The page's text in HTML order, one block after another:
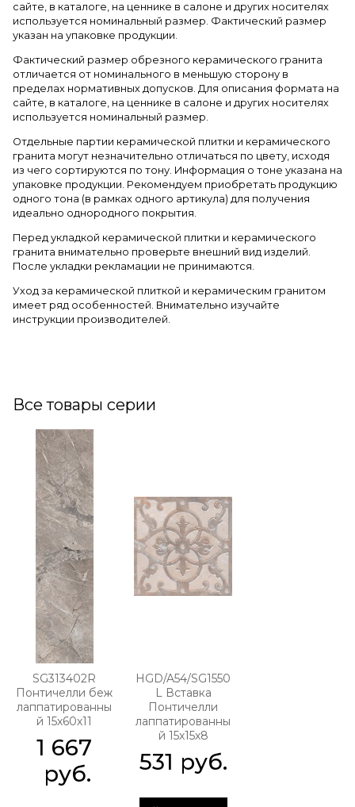
сайте, в каталоге, на ценнике в салоне и других носителях
используется номинальный размер. Фактический размер
указан на упаковке продукции.
Фактический размер обрезного керамического гранита
отличается от номинального в меньшую сторону в
пределах нормативных допусков. Для описания формата на
сайте, в каталоге, на ценнике в салоне и других носителях
используется номинальный размер.
Отдельные партии керамической плитки и керамического
гранита могут незначительно отличаться по цвету, исходя
из чего сортируются по тону. Информация о тоне указана на
упаковке продукции. Рекомендуем приобретать продукцию
одного тона (в рамках одного артикула) для получения
идеально однородного покрытия.
Перед укладкой керамической плитки и керамического
гранита внимательно проверьте внешний вид изделий.
После укладки рекламации не принимаются.
Уход за керамической плиткой и керамическим гранитом
имеет ряд особенностей. Внимательно изучайте
инструкции производителей.
Все товары серии
SG313402R
Понтичелли беж
лаппатированны
й 15х60х11
1 667
руб.
HGD/A54/SG1550
L Вставка
Понтичелли
лаппатированны
й 15х15х8
531 руб.